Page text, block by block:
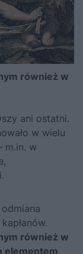
również w
ani ostatni.
w wielu
m.in. w
również w
elementem